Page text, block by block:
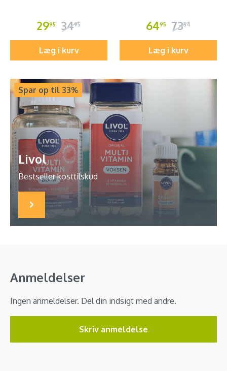
2995 3495
Læg i kurv
6495 7354
Læg i kurv
Spar op til 33%
Livol
Bestseller kosttilskud
Anmeldelser
Ingen anmeldelser. Del din indsigt med andre.
Skriv anmeldelse